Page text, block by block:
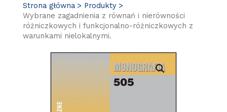
Strona główna
Produkty
Wybrane zagadnienia z równań i nierówności
różniczkowych i funkcjonalno-różniczkowych z
warunkami nielokalnymi.